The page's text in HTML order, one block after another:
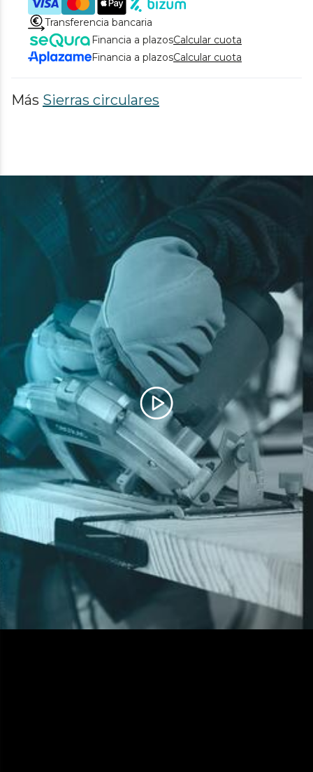
Transferencia bancaria
Financia a plazosCalcular cuota
Financia a plazosCalcular cuota
Más Sierras circulares